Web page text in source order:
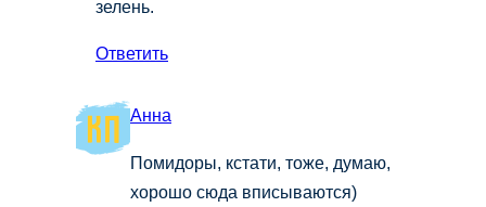
зелень.
Ответить
Анна
Помидоры, кстати, тоже, думаю,
хорошо сюда вписываются)